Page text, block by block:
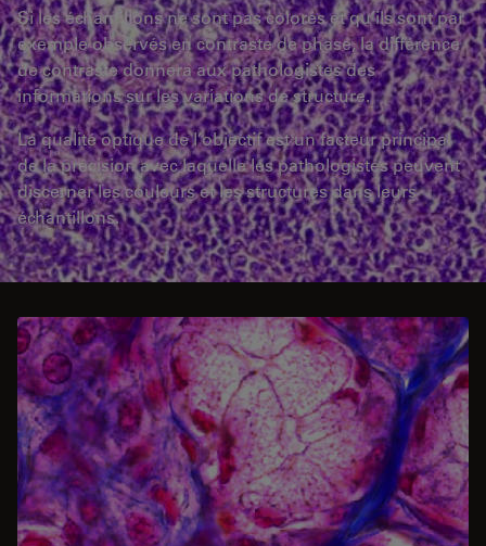
Si les échantillons ne sont pas colorés et qu’ils sont par
exemple observés en contraste de phase, la différence
de contraste donnera aux pathologistes des
informations sur les variations de structure.
La qualité optique de l’objectif est un facteur principal
de la précision avec laquelle les pathologistes peuvent
discerner les couleurs et les structures dans leurs
échantillons.